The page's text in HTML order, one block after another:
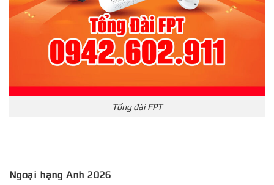
Tổng đài FPT
Ngoại hạng Anh 2026